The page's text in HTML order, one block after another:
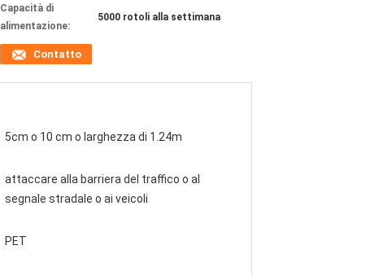
Capacità di
alimentazione:
5000 rotoli alla settimana
Contatto
5cm o 10 cm o larghezza di 1.24m
attaccare alla barriera del traffico o al
segnale stradale o ai veicoli
PET